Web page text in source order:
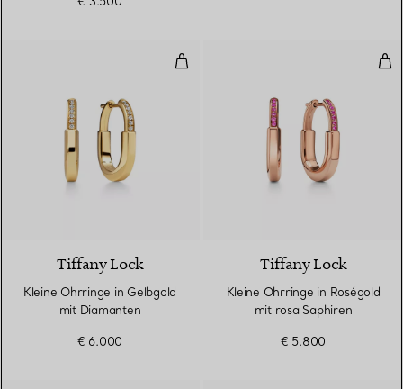
Kleine Ohrringe in Gelbgold mit
Tiffany Lock
Kleine Ohrringe in Gelbgold
mit Diamanten
€ 6.000
Tiffany Lock
Kleine Ohrringe in Roségold
mit rosa Saphiren
€ 5.800